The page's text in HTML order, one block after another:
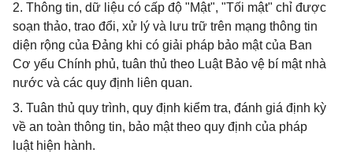
2. Thông tin, dữ liệu có cấp độ "Mật", "Tối mật" chỉ được
soạn thảo, trao đổi, xử lý và lưu trữ trên mạng thông tin
diện rộng của Đảng khi có giải pháp bảo mật của Ban
Cơ yếu Chính phủ, tuân thủ theo Luật Bảo vệ bí mật nhà
nước và các quy định liên quan.
3. Tuân thủ quy trình, quy định kiểm tra, đánh giá định kỳ
về an toàn thông tin, bảo mật theo quy định của pháp
luật hiện hành.